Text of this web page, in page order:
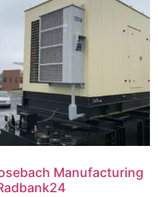
Manufacturing